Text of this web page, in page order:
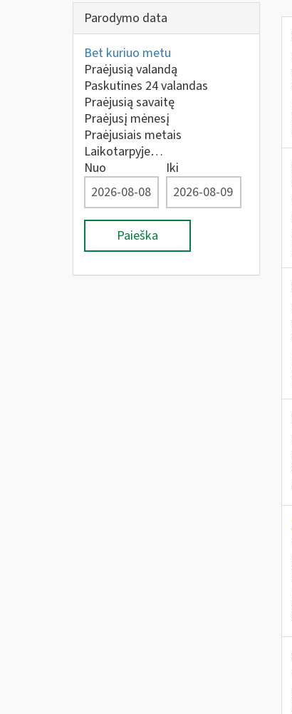
Parodymo data
Bet kuriuo metu
Praėjusią valandą
Paskutines 24 valandas
Praėjusią savaitę
Praėjusį mėnesį
Praėjusiais metais
Laikotarpyje…
Nuo
Iki
Paieška